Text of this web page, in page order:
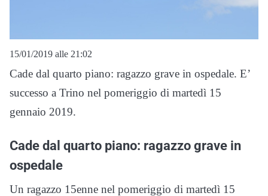
15/01/2019 alle 21:02
Cade dal quarto piano: ragazzo grave in ospedale. E’
successo a Trino nel pomeriggio di martedì 15
gennaio 2019.
Cade dal quarto piano: ragazzo grave in
ospedale
Un ragazzo 15enne nel pomeriggio di martedì 15